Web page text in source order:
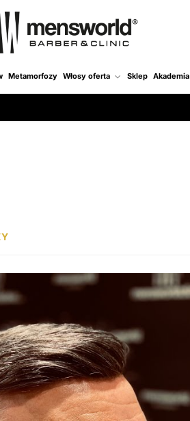
Metamorfozy Włosy oferta Sklep Akademia